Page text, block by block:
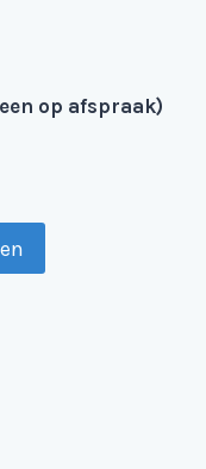
op afspraak)